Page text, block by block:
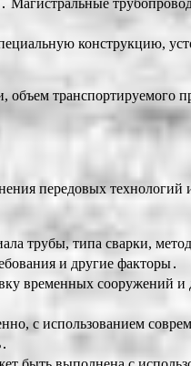
конструкцию,
транспортируемого
передовых технологий
трубы, типа сварки,
и другие факторы․
временных сооружений
с использованием